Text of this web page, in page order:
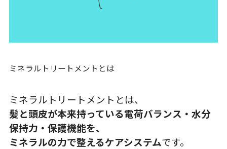
ミネラルトリートメントとは
ミネラルトリートメントとは、
髪と頭皮が本来持っている電荷バランス・水分
保持力・保護機能を、
ミネラルの力で整えるケアシステムです。